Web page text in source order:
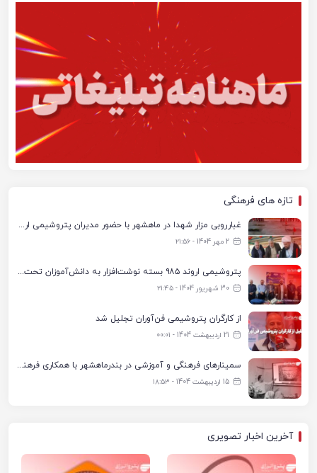
تازه های فرهنگی
غبارروبی مزار شهدا در ماهشهر با حضور مدیران پتروشیمی اروند و مسئولان شهری
2 مهر 1404 - ۲۱:۵۶
پتروشیمی اروند ۹۸۵ بسته نوشت‌افزار به دانش‌آموزان تحت پوشش کمیته امداد بندرماهشهر اهدا کرد
30 شهریور 1404 - ۲۱:۴۵
از کارگران پتروشیمی فن‌آوران تجلیل شد
21 اردیبهشت 1404 - ۰۰:۰۱
سمینارهای فرهنگی و آموزشی در بندرماهشهر با همکاری فرهنگ‌سرای پتروشیمی مارون
15 اردیبهشت 1404 - ۱۸:۵۳
آخرین اخبار تصویری